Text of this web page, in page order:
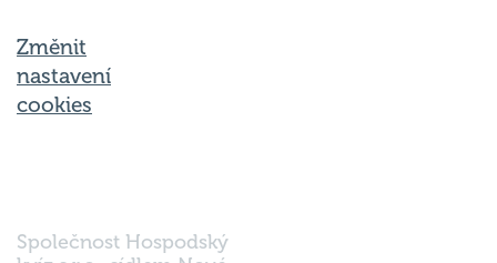
Změnit
nastavení
cookies
Společnost Hospodský